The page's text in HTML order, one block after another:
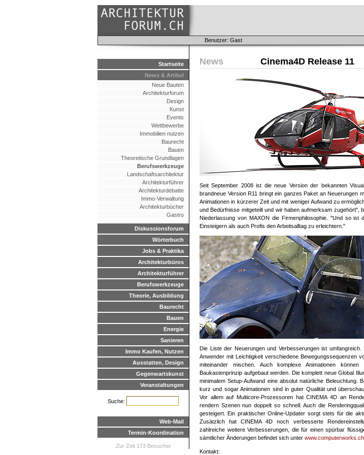
Benutzer: Gast
Startseite
News & Artikel
Neue Bauten
Architekturforum
Design
Kunst
Events
Wettbewerbe
Immobilien nutzen
Baurecht
Bauen
Theoretische Grundlagen
Berufswerkzeuge
Landschaftsarchitektur
Architekturführer
Architekturdebatte
Immo-Verwaltung
Architekturbücher
Gastro
Diskussionsforum
Wörterbuch
Jobs & Praktika
Architekturbüros
Architekturführer
Berufswerkzeuge
Theorie, Ausbildung
Baurecht
Bauen
Energie
Sanieren
Immo Kaufen, Nutzen
Ausstatten, Design
Gegenwartskunst
Veranstaltungen
Suche:
Web-Mail
Termin-Koordination
Zur Zeit 173 Besucher
News Cinema4D Release 11
Seit September 2008 ist die neue Version der bekannten
brandneue Version R11 bringt ein ganzes Paket an Neuerungen
Animationen in kürzerer Zeit und mit weniger Aufwand zu
und Bedürfnisse mitgeteilt und wir haben aufmerksam zugehört",
Niederlassung von MAXON die Firmenphilosophie. "Und so ist
Einsteigern als auch Profis den Arbeitsalltag zu erleichtern."
Die Liste der Neuerungen und Verbesserungen ist
Anwender mit Leichtigkeit verschiedene Bewegungssequenzen
miteinander mischen. Auch komplexe Animationen
Baukastenprinzip aufgebaut werden. Die komplett neue Global
minimalem Setup-Aufwand eine absolut natürliche Beleuchtung.
kurz und sogar Animationen sind in guter Qualität und
Vor allem auf Multicore-Prozessoren hat CINEMA 4D an
rendern Szenen nun doppelt so schnell. Auch die
gesteigert. Ein praktischer Online-Updater sorgt stets für die
Zusätzlich hat CINEMA 4D noch verbesserte
zahlreiche weitere Verbesserungen, die für einen spürbar
sämtlicher Änderungen befindet sich unter
Kontakt: